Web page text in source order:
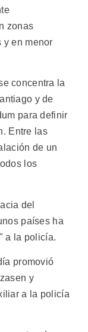
zonas
y en menor
concentra la
y de
para definir
Entre las
de un
los
del
países ha
a la policía.
promovió
y
a la policía